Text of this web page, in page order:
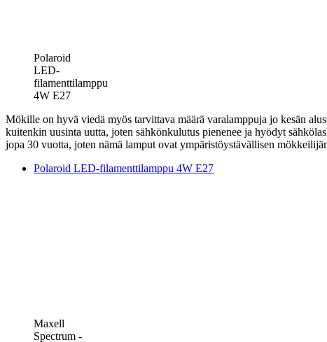
Polaroid
LED-
filamenttilamppu
4W E27
Mökille on hyvä viedä myös tarvittava määrä varalamppuja jo kesän
kuitenkin uusinta uutta, joten sähkönkulutus pienenee ja hyödyt
jopa 30 vuotta, joten nämä lamput ovat ympäristöystävällisen
Polaroid LED-filamenttilamppu 4W E27
Maxell
Spectrum -